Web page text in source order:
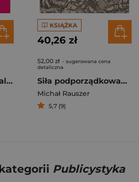
Ludowy antyklerykalizm. Nieopowiedziana historia
KSIĄŻKA
40,26 zł
52,00 zł - sugerowana cena
detaliczna
Siła podporządkowanych
Michał Rauszer
5,7 (9)
Publicystyka